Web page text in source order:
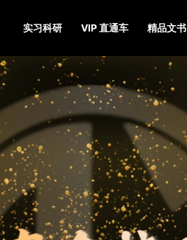
实习科研 VIP 直通车 精品文书